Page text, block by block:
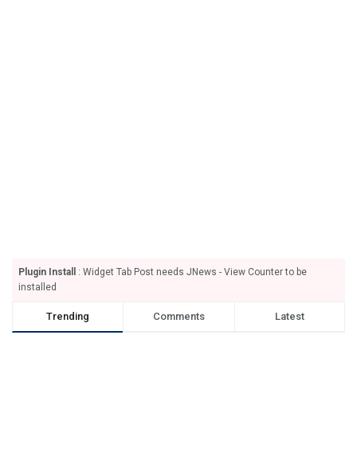
Plugin Install
: Widget Tab Post needs JNews - View Counter to be
installed
Trending Comments Latest